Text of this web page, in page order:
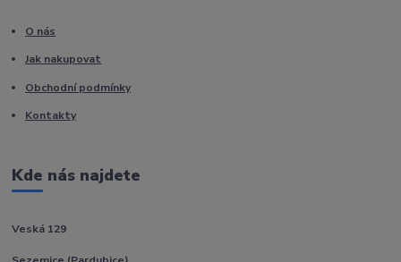
O nás
Jak nakupovat
Obchodní podmínky
Kontakty
Kde nás najdete
Veská 129